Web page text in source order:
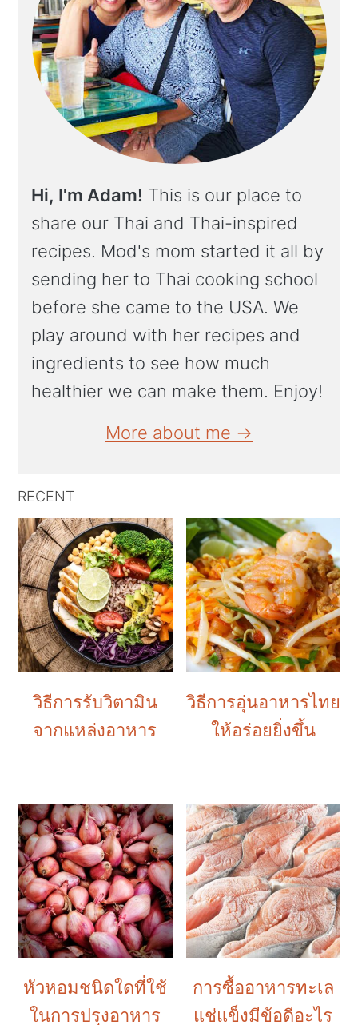
Hi, I'm Adam! This is our place to
share our Thai and Thai-inspired
recipes. Mod's mom started it all by
sending her to Thai cooking school
before she came to the USA. We
play around with her recipes and
ingredients to see how much
healthier we can make them. Enjoy!
More about me →
RECENT
วิธีการรับวิตามิน
จากแหล่งอาหาร
วิธีการอุ่นอาหารไทย
ให้อร่อยยิ่งขึ้น
หัวหอมชนิดใดที่ใช้
ในการปรุงอาหาร
การซื้ออาหารทะเล
แช่แข็งมีข้อดีอะไร